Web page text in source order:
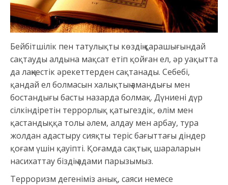
Бейбітшілік пен татулықты көздің қарашығындай
сақтауды алдына мақсат етіп қойған ел, әр уақытта
да лаңкестік әрекеттерден сақтанады. Себебі,
қандай ел болмасын халықтың амандығы мен
бостандығы басты назарда болмақ. Дүниені дүр
сілкіндіретін террорлық қатыгездік, өлім мен
қастандыққа толы әлем, алдау мен арбау, тура
жолдан адастыру сияқты теріс бағыттағы діндер
қоғам үшін қауіпті. Қоғамда сақтық шараларын
насихаттау біздің адами парызымыз.
Терроризм дегеніміз анық, саяси немесе